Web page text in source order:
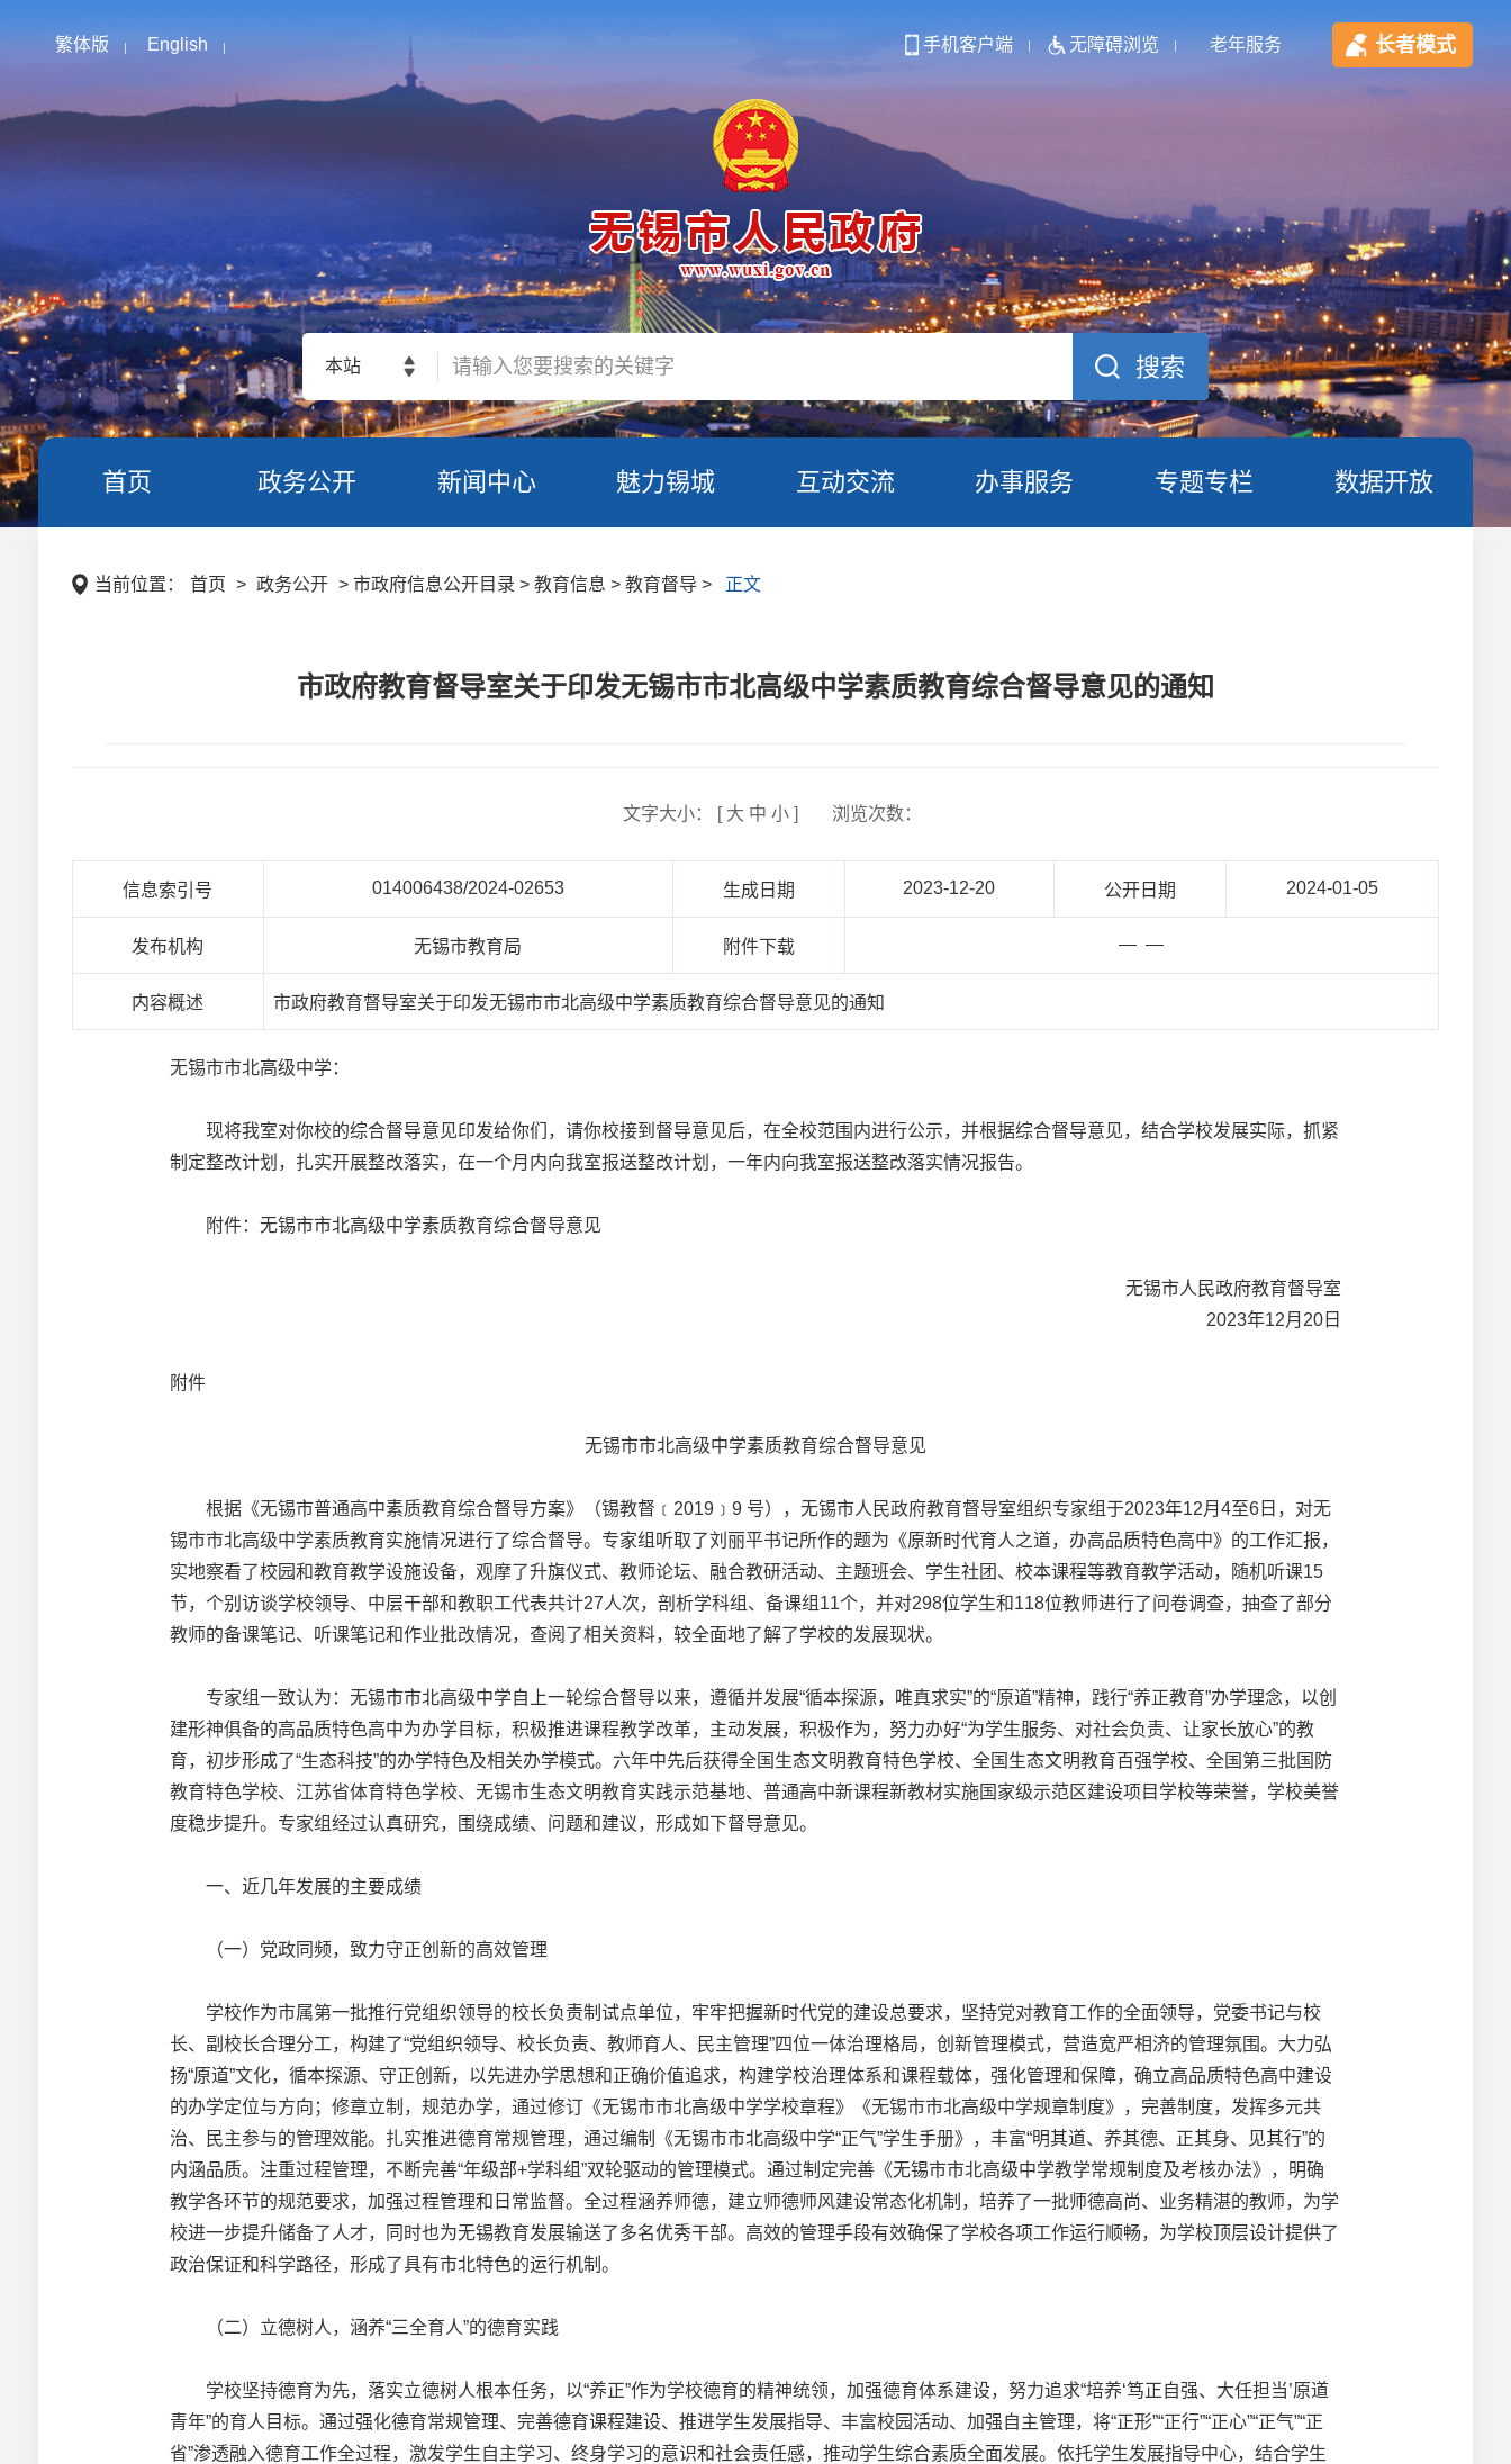
繁体版 English 手机客户端 无障碍浏览 老年服务 长者模式
本站
首页 政务公开 新闻中心 魅力锡城 互动交流 办事服务 专题专栏 数据开放
当前位置： 首页 > 政务公开 > 市政府信息公开目录 > 教育信息 > 教育督导 > 正文
市政府教育督导室关于印发无锡市市北高级中学素质教育综合督导意见的通知
文字大小： [ 大 中 小] 浏览次数：
信息索引号 014006438/2024-02653 生成日期 2023-12-20 公开日期 2024-01-05
发布机构 无锡市教育局 附件下载 — —
内容概述 市政府教育督导室关于印发无锡市市北高级中学素质教育综合督导意见的通知
无锡市市北高级中学：
现将我室对你校的综合督导意见印发给你们，请你校接到督导意见后，在全校范围内进行公示，并根据综合督导意见，结合学校发展实际，抓紧
制定整改计划，扎实开展整改落实，在一个月内向我室报送整改计划，一年内向我室报送整改落实情况报告。
附件：无锡市市北高级中学素质教育综合督导意见
无锡市人民政府教育督导室
2023年12月20日
附件
无锡市市北高级中学素质教育综合督导意见
根据《无锡市普通高中素质教育综合督导方案》（锡教督﹝2019﹞9 号），无锡市人民政府教育督导室组织专家组于2023年12月4至6日，对无
锡市市北高级中学素质教育实施情况进行了综合督导。专家组听取了刘丽平书记所作的题为《原新时代育人之道，办高品质特色高中》的工作汇报，
实地察看了校园和教育教学设施设备，观摩了升旗仪式、教师论坛、融合教研活动、主题班会、学生社团、校本课程等教育教学活动，随机听课15
节，个别访谈学校领导、中层干部和教职工代表共计27人次，剖析学科组、备课组11个，并对298位学生和118位教师进行了问卷调查，抽查了部分
教师的备课笔记、听课笔记和作业批改情况，查阅了相关资料，较全面地了解了学校的发展现状。
专家组一致认为：无锡市市北高级中学自上一轮综合督导以来，遵循并发展“循本探源，唯真求实”的“原道”精神，践行“养正教育”办学理念，以创
建形神俱备的高品质特色高中为办学目标，积极推进课程教学改革，主动发展，积极作为，努力办好“为学生服务、对社会负责、让家长放心”的教
育，初步形成了“生态科技”的办学特色及相关办学模式。六年中先后获得全国生态文明教育特色学校、全国生态文明教育百强学校、全国第三批国防
教育特色学校、江苏省体育特色学校、无锡市生态文明教育实践示范基地、普通高中新课程新教材实施国家级示范区建设项目学校等荣誉，学校美誉
度稳步提升。专家组经过认真研究，围绕成绩、问题和建议，形成如下督导意见。
一、近几年发展的主要成绩
（一）党政同频，致力守正创新的高效管理
学校作为市属第一批推行党组织领导的校长负责制试点单位，牢牢把握新时代党的建设总要求，坚持党对教育工作的全面领导，党委书记与校
长、副校长合理分工，构建了“党组织领导、校长负责、教师育人、民主管理”四位一体治理格局，创新管理模式，营造宽严相济的管理氛围。大力弘
扬“原道”文化，循本探源、守正创新，以先进办学思想和正确价值追求，构建学校治理体系和课程载体，强化管理和保障，确立高品质特色高中建设
的办学定位与方向；修章立制，规范办学，通过修订《无锡市市北高级中学学校章程》《无锡市市北高级中学规章制度》，完善制度，发挥多元共
治、民主参与的管理效能。扎实推进德育常规管理，通过编制《无锡市市北高级中学“正气”学生手册》，丰富“明其道、养其德、正其身、见其行”的
内涵品质。注重过程管理，不断完善“年级部+学科组”双轮驱动的管理模式。通过制定完善《无锡市市北高级中学教学常规制度及考核办法》，明确
教学各环节的规范要求，加强过程管理和日常监督。全过程涵养师德，建立师德师风建设常态化机制，培养了一批师德高尚、业务精湛的教师，为学
校进一步提升储备了人才，同时也为无锡教育发展输送了多名优秀干部。高效的管理手段有效确保了学校各项工作运行顺畅，为学校顶层设计提供了
政治保证和科学路径，形成了具有市北特色的运行机制。
（二）立德树人，涵养“三全育人”的德育实践
学校坚持德育为先，落实立德树人根本任务，以“养正”作为学校德育的精神统领，加强德育体系建设，努力追求“培养‘笃正自强、大任担当’原道
青年”的育人目标。通过强化德育常规管理、完善德育课程建设、推进学生发展指导、丰富校园活动、加强自主管理，将“正形”“正行”“正心”“正气”“正
省”渗透融入德育工作全过程，激发学生自主学习、终身学习的意识和社会责任感，推动学生综合素质全面发展。依托学生发展指导中心，结合学生